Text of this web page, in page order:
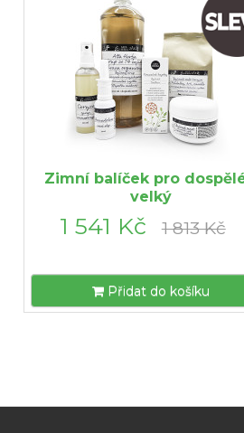
Zimní balíček pro
velký
1 541 Kč 1 813 Kč
Přidat do košíku